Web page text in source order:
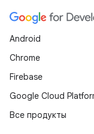
Android
Chrome
Firebase
Google Cloud
Все продукты